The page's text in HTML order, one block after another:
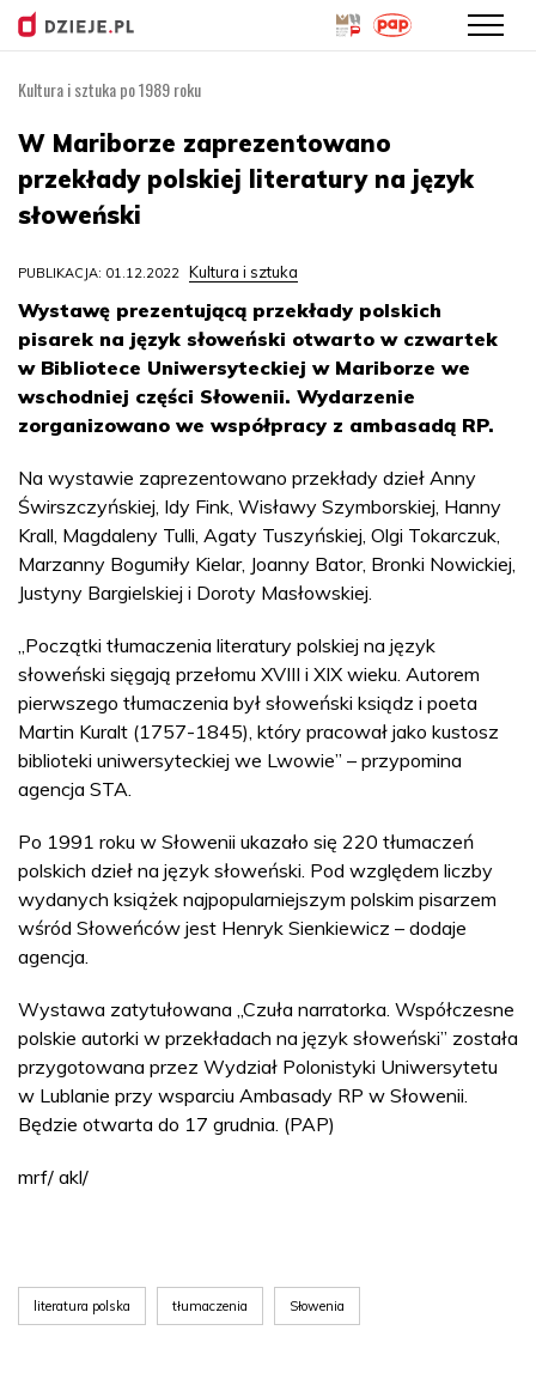
treści
Kultura i sztuka po 1989 roku
W Mariborze zaprezentowano
przekłady polskiej literatury na język
słoweński
PUBLIKACJA: 01.12.2022 Kultura i sztuka
Wystawę prezentującą przekłady polskich
pisarek na język słoweński otwarto w czwartek
w Bibliotece Uniwersyteckiej w Mariborze we
wschodniej części Słowenii. Wydarzenie
zorganizowano we współpracy z ambasadą RP.
Na wystawie zaprezentowano przekłady dzieł Anny
Świrszczyńskiej, Idy Fink, Wisławy Szymborskiej, Hanny
Krall, Magdaleny Tulli, Agaty Tuszyńskiej, Olgi Tokarczuk,
Marzanny Bogumiły Kielar, Joanny Bator, Bronki Nowickiej,
Justyny Bargielskiej i Doroty Masłowskiej.
„Początki tłumaczenia literatury polskiej na język
słoweński sięgają przełomu XVIII i XIX wieku. Autorem
pierwszego tłumaczenia był słoweński ksiądz i poeta
Martin Kuralt (1757-1845), który pracował jako kustosz
biblioteki uniwersyteckiej we Lwowie” – przypomina
agencja STA.
Po 1991 roku w Słowenii ukazało się 220 tłumaczeń
polskich dzieł na język słoweński. Pod względem liczby
wydanych książek najpopularniejszym polskim pisarzem
wśród Słoweńców jest Henryk Sienkiewicz – dodaje
agencja.
Wystawa zatytułowana „Czuła narratorka. Współczesne
polskie autorki w przekładach na język słoweński” została
przygotowana przez Wydział Polonistyki Uniwersytetu
w Lublanie przy wsparciu Ambasady RP w Słowenii.
Będzie otwarta do 17 grudnia. (PAP)
mrf/ akl/
literatura polska tłumaczenia Słowenia